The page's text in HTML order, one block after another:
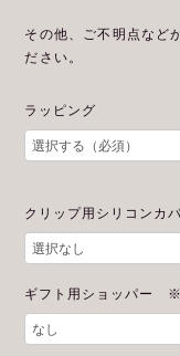
その他、ご不明点など
ださい。
ラッピング
クリップ用シリコンカ
ギフト用ショッパー ※